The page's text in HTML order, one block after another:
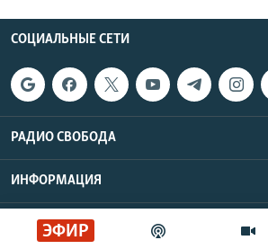
ЭФИР
СОЦИАЛЬНЫЕ СЕТИ
РАДИО СВОБОДА
ИНФОРМАЦИЯ
Радио Свобода © 2026 RFE/RL, Inc. |